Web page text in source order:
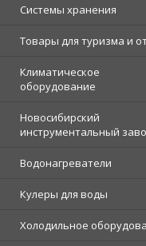
Системы хранения
Товары для туризма и
Климатическое
оборудование
Новосибирский
инструментальный
Водонагреватели
Кулеры для воды
Холодильное